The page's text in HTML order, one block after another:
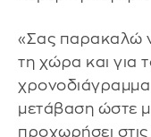
«Σας παρακαλώ
τη χώρα και για
χρονοδιάγραμμα
μετάβαση ώστε
προχωρήσει